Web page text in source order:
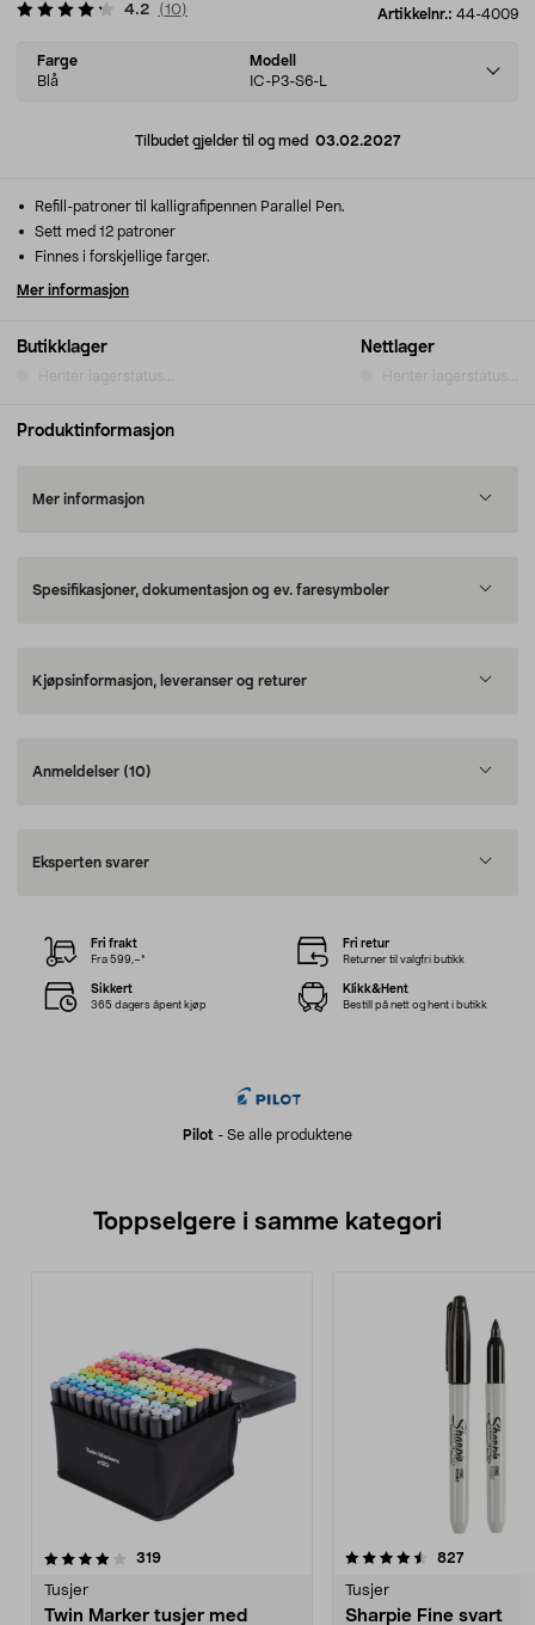
Artikkelnr.: 44-4009
4.2 (10)
Select
variant
Farge
Blå
Modell
IC-P3-S6-L
Tilbudet gjelder til og med 03.02.2027
Butikklager
Henter lagerstatus...
Nettlager
Henter lagerstatus...
Refill-patroner til kalligrafipennen Parallel Pen.
Sett med 12 patroner
Finnes i forskjellige farger.
Mer informasjon
Produktinformasjon
Mer informasjon
Spesifikasjoner, dokumentasjon og ev. faresymboler
Kjøpsinformasjon, leveranser og returer
Anmeldelser (10)
Eksperten svarer
Pilot - Se alle produktene
Fri frakt
Fra 599,–*
Fri retur
Returner til valgfri butikk
Sikkert
365 dagers åpent kjøp
Klikk&Hent
Bestill på nett og hent i butikk
Toppselgere i samme kategori
319anmeldelser
Tusjer
Twin Marker tusjer med
4.5 av 5 stjerner 827
Tusjer
Sharpie Fine svart
4.5 av 5 stjerner